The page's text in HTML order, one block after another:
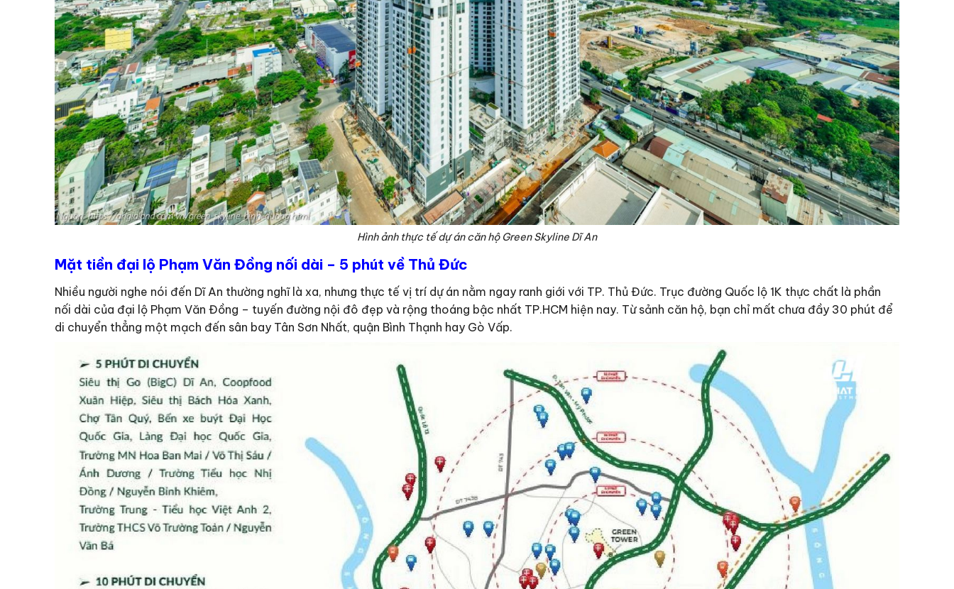
Hình ảnh thực tế dự án căn hộ Green Skyline Dĩ An
Mặt tiền đại lộ Phạm Văn Đồng nối dài – 5 phút về Thủ Đức
Nhiều người nghe nói đến Dĩ An thường nghĩ là xa, nhưng thực tế vị trí dự án nằm ngay ranh giới với TP. Thủ Đức. Trục đường Quốc lộ 1K thực chất là phần
nối dài của đại lộ Phạm Văn Đồng – tuyến đường nội đô đẹp và rộng thoáng bậc nhất TP.HCM hiện nay. Từ sảnh căn hộ, bạn chỉ mất chưa đầy 30 phút để
di chuyển thẳng một mạch đến sân bay Tân Sơn Nhất, quận Bình Thạnh hay Gò Vấp.